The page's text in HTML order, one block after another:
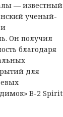
— известный
ученый-
Он получил
благодаря
для
B-2 Spirit